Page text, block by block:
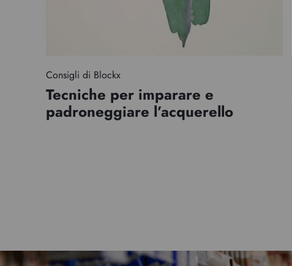
Consigli di Blockx
Tecniche per imparare e
padroneggiare l’acquerello